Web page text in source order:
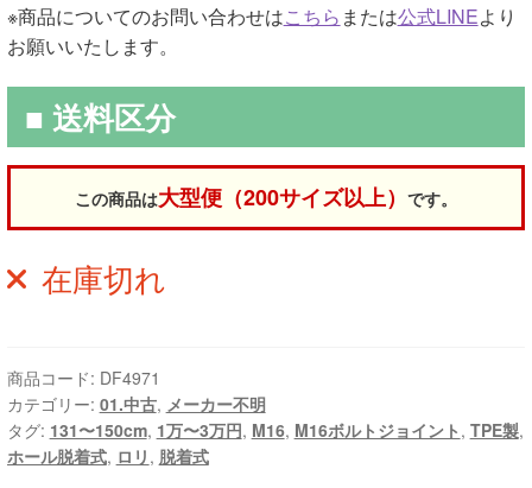
※商品についてのお問い合わせはこちら または公式LINEより
お願いいたします。
■ 送料区分
この商品は大型便（200サイズ以上） です。
在庫切れ
商品コード: DF4971
カテゴリー: 01.中古, メーカー不明
タグ: 131〜150cm, 1万〜3万円, M16, M16ボルトジョイント , TPE製,
ホール脱着式, ロリ , 脱着式